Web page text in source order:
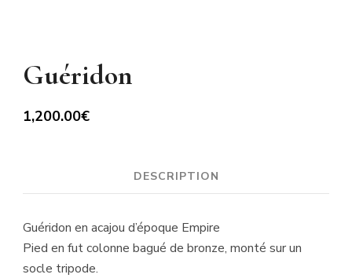
Guéridon
1,200.00€
DESCRIPTION
Guéridon en acajou d’époque Empire
Pied en fut colonne bagué de bronze, monté sur un
socle tripode.